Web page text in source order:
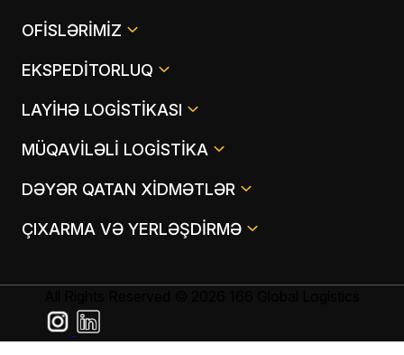
OFISLƏRIMIZ
EKSPEDITORLUQ
LAYIHƏ LOGISTIKASI
MÜQAVILƏLI LOGISTIKA
DƏYƏR QATAN XIDMƏTLƏR
ÇIXARMA VƏ YERLƏŞDIRMƏ